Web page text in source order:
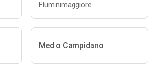
Fluminimaggiore
Medio Campidano